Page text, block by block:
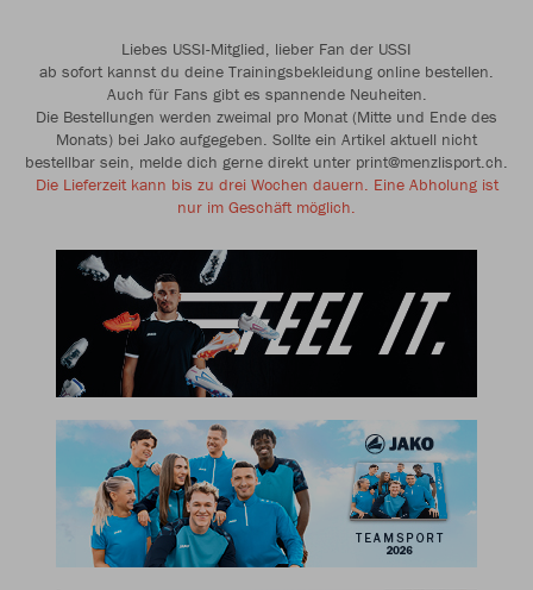
Liebes USSI-Mitglied, lieber Fan der USSI
ab sofort kannst du deine Trainingsbekleidung online bestellen.
Auch für Fans gibt es spannende Neuheiten.
Die Bestellungen werden zweimal pro Monat (Mitte und Ende des
Monats) bei Jako aufgegeben. Sollte ein Artikel aktuell nicht
bestellbar sein, melde dich gerne direkt unter print@menzlisport.ch.
Die Lieferzeit kann bis zu drei Wochen dauern. Eine Abholung ist
nur im Geschäft möglich.